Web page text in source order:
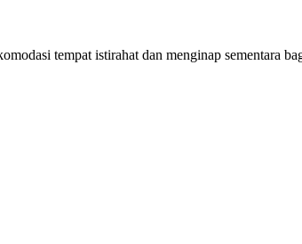
tempat istirahat dan menginap sementara